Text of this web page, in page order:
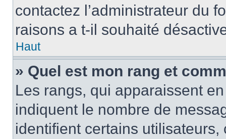
contactez l’administrateur du
raisons a t-il souhaité
Haut
» Quel est mon rang et
Les rangs, qui apparaissent
indiquent le nombre de
identifient certains